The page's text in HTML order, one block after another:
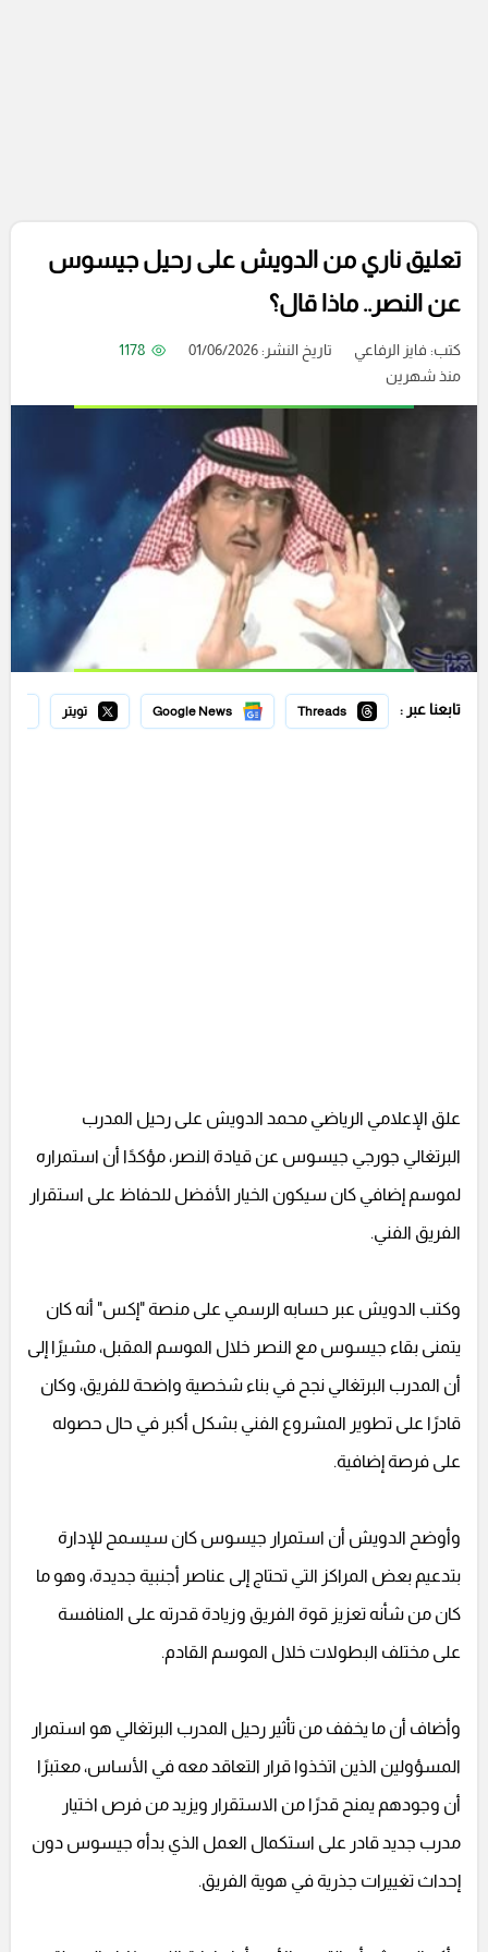
تعليق ناري من الدويش على رحيل جيسوس
عن النصر.. ماذا قال؟
كتب: فايز الرفاعي تاريخ النشر: 01/06/2026
1178
منذ شهرين
تابعنا عبر : Threads
Google News تويتر
علق الإعلامي الرياضي محمد الدويش على رحيل المدرب
البرتغالي جورجي جيسوس عن قيادة النصر، مؤكدًا أن استمراره
لموسم إضافي كان سيكون الخيار الأفضل للحفاظ على استقرار
الفريق الفني.
وكتب الدويش عبر حسابه الرسمي على منصة "إكس" أنه كان
يتمنى بقاء جيسوس مع النصر خلال الموسم المقبل، مشيرًا إلى
أن المدرب البرتغالي نجح في بناء شخصية واضحة للفريق، وكان
قادرًا على تطوير المشروع الفني بشكل أكبر في حال حصوله
على فرصة إضافية.
وأوضح الدويش أن استمرار جيسوس كان سيسمح للإدارة
بتدعيم بعض المراكز التي تحتاج إلى عناصر أجنبية جديدة، وهو ما
كان من شأنه تعزيز قوة الفريق وزيادة قدرته على المنافسة
على مختلف البطولات خلال الموسم القادم.
وأضاف أن ما يخفف من تأثير رحيل المدرب البرتغالي هو استمرار
المسؤولين الذين اتخذوا قرار التعاقد معه في الأساس، معتبرًا
أن وجودهم يمنح قدرًا من الاستقرار ويزيد من فرص اختيار
مدرب جديد قادر على استكمال العمل الذي بدأه جيسوس دون
إحداث تغييرات جذرية في هوية الفريق.